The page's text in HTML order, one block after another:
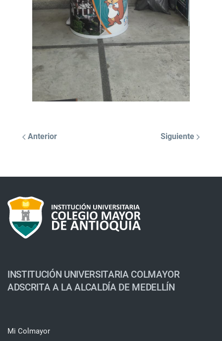
Anterior Siguiente
INSTITUCIÓN UNIVERSITARIA COLMAYOR
ADSCRITA A LA ALCALDÍA DE MEDELLÍN
Mi Colmayor